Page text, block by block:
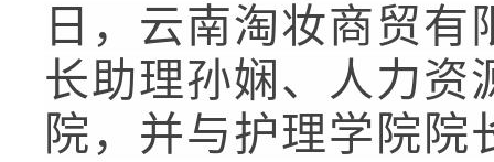
日，云南淘妆商贸
长助理孙娴、人力资
院，并与护理学院